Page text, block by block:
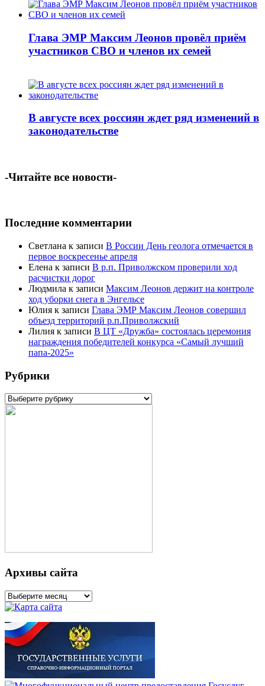
Глава ЭМР Максим Леонов провёл приём
участников СВО и членов их семей
В августе всех россиян ждет ряд изменений в
законодательстве
-Читайте все новости-
Последние комментарии
Светлана к записи В России День геолога отмечается в
первое воскресенье апреля
Елена к записи В р.п. Приволжском проверили ход
расчистки дорог
Людмила к записи Максим Леонов держит на контроле
ход уборки снега в Энгельсе
Юлия к записи Глава ЭМР Максим Леонов совершил
объезд территорий р.п.Приволжский
Лилия к записи В ЦТ «Дружба» состоялась церемония
награждения победителей конкурса «Самый лучший
папа-2025»
Рубрики
Рубрики
Архивы сайта
Архивы
сайта